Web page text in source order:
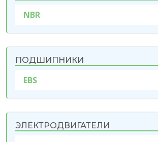
NBR
ПОДШИПНИКИ
EBS
ЭЛЕКТРОДВИГАТЕЛИ